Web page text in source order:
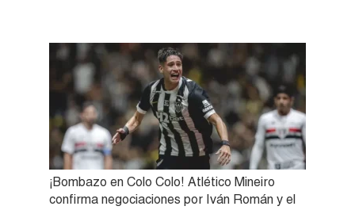
¡Bombazo en Colo Colo! Atlético Mineiro
confirma negociaciones por Iván Román y el